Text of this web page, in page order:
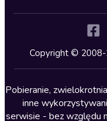
Kryminały
Lektury szkolne
Literatura anglojęzyczna
Literatura faktu
Copyright © 2008-
Pobieranie,
inne
serwisie - bez względu